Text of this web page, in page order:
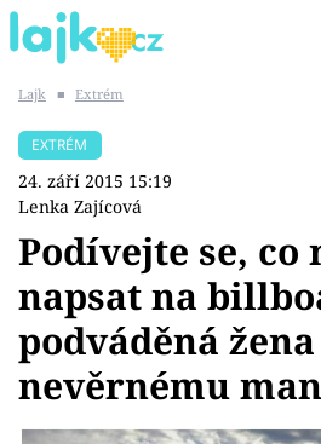
SHOPAHOLICADEL
Témata
Showbyznys
Youtubeři
Lajk ■ Extrém
EXTRÉM
24. září 2015 15:19
Lenka Zajícová
Podívejte se, co
napsat na
podváděná
nevěrnému